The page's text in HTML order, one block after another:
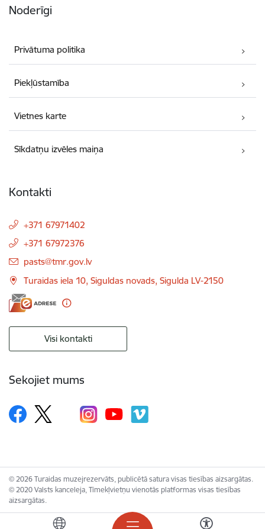
Noderīgi
Privātuma politika
Piekļūstamība
Vietnes karte
Sīkdatņu izvēles maiņa
Kontakti
+371 67971402
+371 67972376
E-pasts:
pasts@tmr.gov.lv
Turaidas iela 10, Siguldas novads, Sigulda LV-2150
Visi kontakti
Sekojiet mums
© 2026 Turaidas muzejrezervāts, publicētā satura visas tiesības aizsargātas.
© 2020 Valsts kanceleja, Tīmekļvietņu vienotās platformas visas tiesības
aizsargātas.